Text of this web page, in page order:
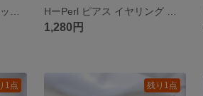
1,280円
1点 残り1点